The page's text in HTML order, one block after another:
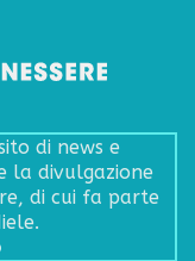
di news e
la divulgazione
di cui fa parte